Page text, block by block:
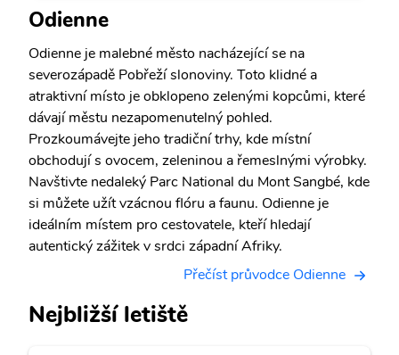
Odienne
Odienne je malebné město nacházející se na
severozápadě Pobřeží slonoviny. Toto klidné a
atraktivní místo je obklopeno zelenými kopcůmi, které
dávají městu nezapomenutelný pohled.
Prozkoumávejte jeho tradiční trhy, kde místní
obchodují s ovocem, zeleninou a řemeslnými výrobky.
Navštivte nedaleký Parc National du Mont Sangbé, kde
si můžete užít vzácnou flóru a faunu. Odienne je
ideálním místem pro cestovatele, kteří hledají
autentický zážitek v srdci západní Afriky.
Přečíst průvodce Odienne
Nejbližší letiště